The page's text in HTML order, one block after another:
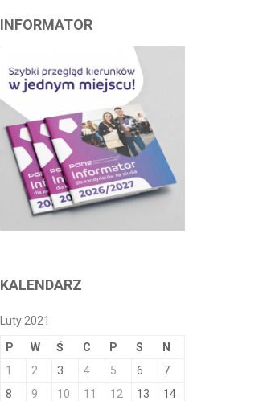
INFORMATOR
KALENDARZ
Luty 2021
P W Ś C P S N
1 2 3 4 5 6
7
8
9 10 11 12 13
14